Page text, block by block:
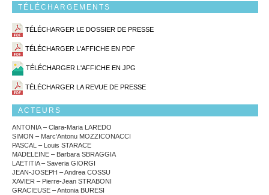
TÉLÉCHARGEMENTS
TÉLÉCHARGER LE DOSSIER DE PRESSE
TÉLÉCHARGER L'AFFICHE EN PDF
TÉLÉCHARGER L'AFFICHE EN JPG
TÉLÉCHARGER LA REVUE DE PRESSE
ACTEURS
ANTONIA – Clara-Maria LAREDO
SIMON – Marc'Antonu MOZZICONACCI
PASCAL – Louis STARACE
MADELEINE – Barbara SBRAGGIA
LAETITIA – Saveria GIORGI
JEAN-JOSEPH – Andrea COSSU
XAVIER – Pierre-Jean STRABONI
GRACIEUSE – Antonia BURESI